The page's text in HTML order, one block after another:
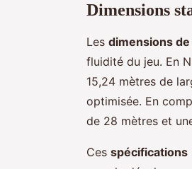
Dimensions
Les dimensions
fluidité du jeu. En
15,24 mètres de
optimisée. En
de 28 mètres et
Ces spécifications